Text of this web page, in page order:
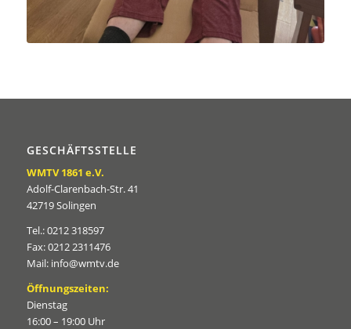
GESCHÄFTSSTELLE
WMTV 1861 e.V.
Adolf-Clarenbach-Str. 41
42719 Solingen
Tel.: 0212 318597
Fax: 0212 2311476
Mail: info@wmtv.de
Öffnungszeiten:
Dienstag
16:00 – 19:00 Uhr